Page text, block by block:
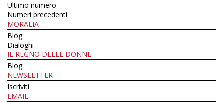
Ultimo numero
Numeri precedenti
MORALIA
Blog
Dialoghi
IL REGNO DELLE DONNE
Blog
NEWSLETTER
Iscriviti
EMAIL